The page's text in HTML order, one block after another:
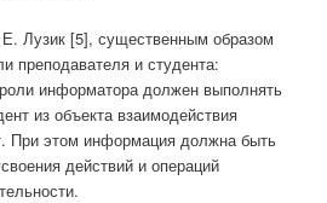
Лузик [5], существенным образом
преподавателя и студента:
информатора должен выполнять
из объекта взаимодействия
При этом информация должна быть
действий и операций